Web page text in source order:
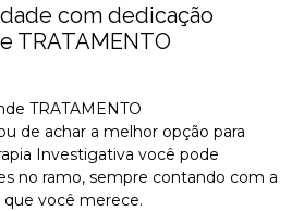
com dedicação
TRATAMENTO
TRATAMENTO
de achar a melhor opção para
Investigativa você pode
no ramo, sempre contando com a
que você merece.